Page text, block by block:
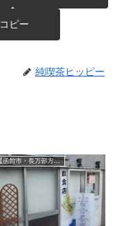
コピー
純喫茶ヒッピー
◆純喫茶【函館市・長万部方面】